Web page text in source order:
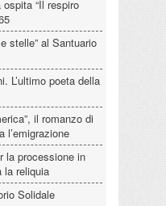
“Il respiro
stelle” al Santuario
L’ultimo poeta della
il romanzo di
l’emigrazione
la processione in
la reliquia
Solidale